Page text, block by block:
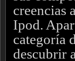
creencias
Ipod.
categoría
descubrir